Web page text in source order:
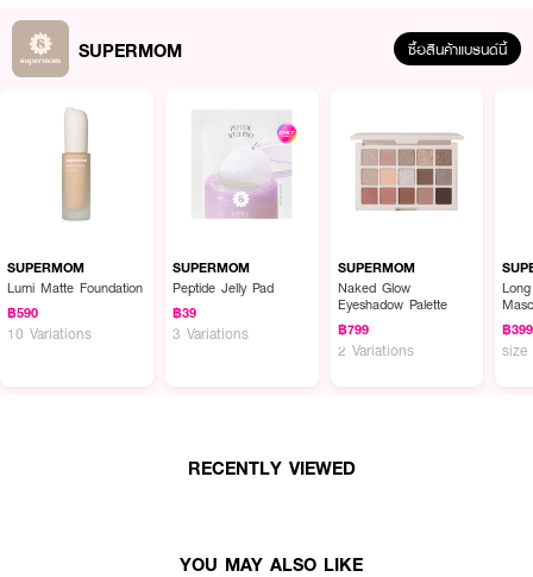
ผลลัพธ์ที่ได้:
พัฟแต่งหน้าทรงสามเหลี่ยม เนื้อนุ่มเด้งพิเศษ ช่วยเกลี่ยรองพื้นให้เรียบเนียน แนบ
สนิทกับผิว ไม่กินเนื้อผลิตภัณฑ์มากจนเกินไป ใช้งานง่ายแม้มือใหม่ ให้ฟินิชลุคผิว
เนียนสวยแบบธรรมชาติ ใช้ได้ทั้งแบบแห้งและเปียก พกพาสะดวก ทำความสะอาดง่าย
เหมาะสำหรับการแต่งหน้าในทุกวัน
● เข้าถึงทุกซอกมุมบนใบหน้า
● เหมาะสำหรับมือใหม่และมืออาชีพ
SUPERMOM ซื้อสินค้าแบรนด์นี้
SUPERMOM
Lumi Matte Foundation
฿590
10 Variations
SUPERMOM
Peptide Jelly Pad
฿39
3 Variations
SUPERMOM
Naked Glow
Eyeshadow Palette
฿799
2 Variations
฿399
size
RECENTLY VIEWED
YOU MAY ALSO LIKE